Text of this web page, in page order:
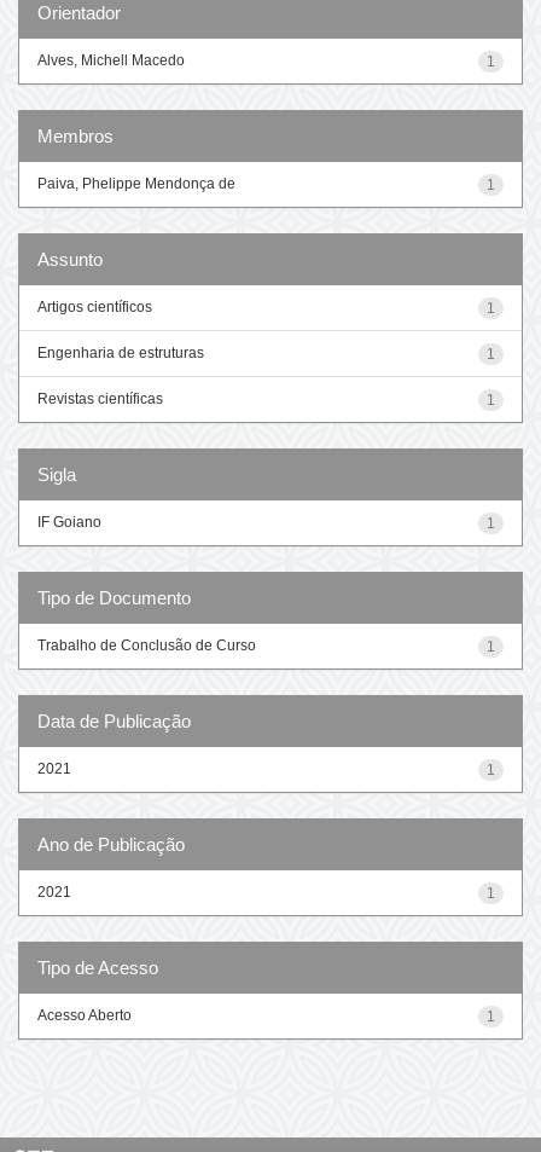
Orientador
1
Alves, Michell Macedo
Membros
1
Paiva, Phelippe Mendonça de
Assunto
1
Artigos científicos
1
Engenharia de estruturas
1
Revistas científicas
Sigla
1
IF Goiano
Tipo de Documento
1
Trabalho de Conclusão de Curso
Data de Publicação
1
2021
Ano de Publicação
1
2021
Tipo de Acesso
1
Acesso Aberto